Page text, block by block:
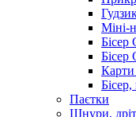
Міні-
Бісер
Бісер
Карти
Паєтки
Шнури,